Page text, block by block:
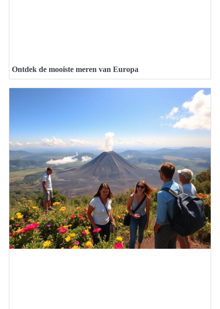
Ontdek de mooiste meren van Europa